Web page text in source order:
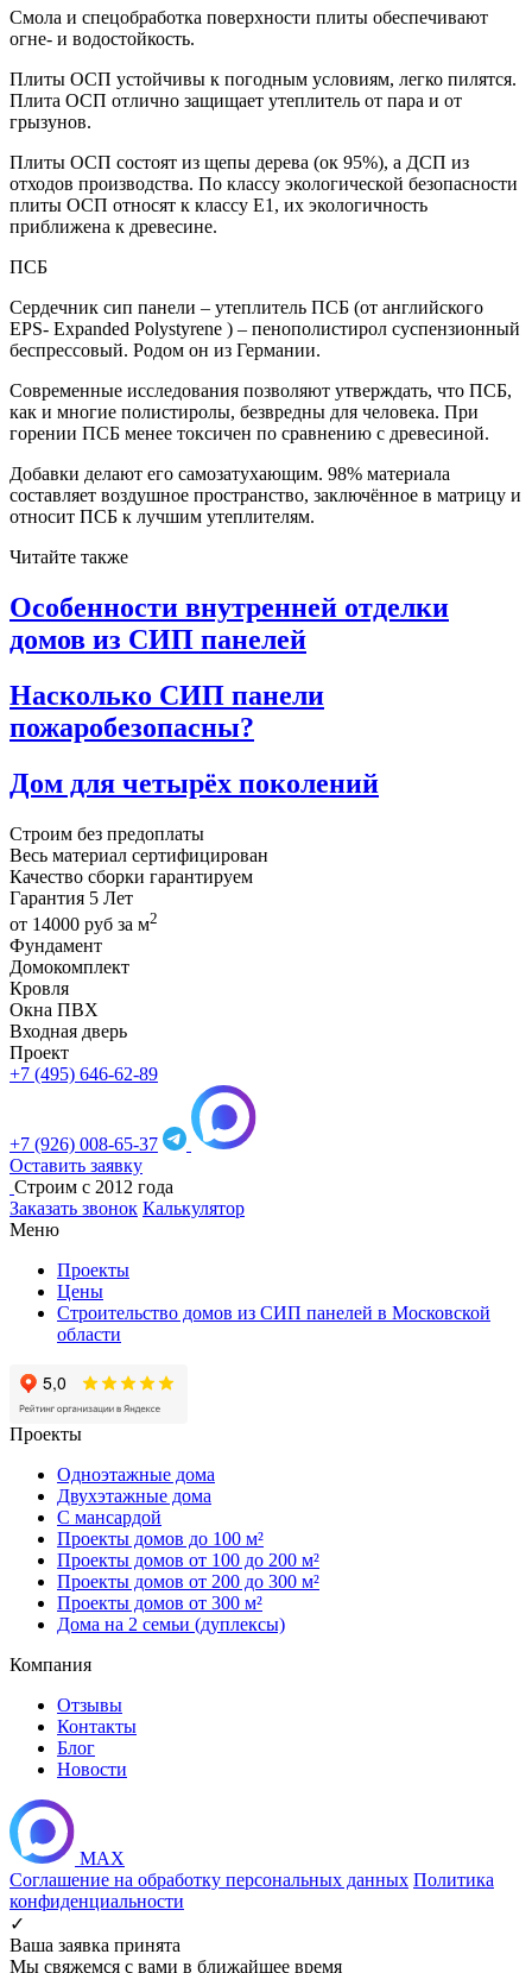
Смола и спецобработка поверхности плиты обеспечивают
огне- и водостойкость.
Плиты ОСП устойчивы к погодным условиям, легко пилятся.
Плита ОСП отлично защищает утеплитель от пара и от
грызунов.
Плиты ОСП состоят из щепы дерева (ок 95%), а ДСП из
отходов производства. По классу экологической безопасности
плиты ОСП относят к классу E1, их экологичность
приближена к древесине.
ПСБ
Сердечник сип панели – утеплитель ПСБ (от английского
EPS- Expanded Polystyrene ) – пенополистирол суспензионный
беспрессовый. Родом он из Германии.
Современные исследования позволяют утверждать, что ПСБ,
как и многие полистиролы, безвредны для человека. При
горении ПСБ менее токсичен по сравнению с древесиной.
Добавки делают его самозатухающим. 98% материала
составляет воздушное пространство, заключённое в матрицу и
относит ПСБ к лучшим утеплителям.
Читайте также
Особенности внутренней отделки
домов из СИП панелей
Насколько СИП панели
пожаробезопасны?
Дом для четырёх поколений
Строим без предоплаты
Весь материал сертифицирован
Качество сборки гарантируем
Гарантия 5 Лет
от 14000 руб за м2
Фундамент
Домокомплект
Кровля
Окна ПВХ
Входная дверь
Проект
+7 (495) 646-62-89
+7 (926) 008-65-37
Оставить заявку
Строим с 2012 года
Заказать звонок Калькулятор
Меню
Проекты
Цены
Строительство домов из СИП панелей в Московской
области
Проекты
Одноэтажные дома
Двухэтажные дома
С мансардой
Проекты домов до 100 м²
Проекты домов от 100 до 200 м²
Проекты домов от 200 до 300 м²
Проекты домов от 300 м²
Дома на 2 семьи (дуплексы)
Компания
Отзывы
Контакты
Блог
Новости
MAX
Соглашение на обработку персональных данных Политика
конфиденциальности
✓
Ваша заявка принята
Мы свяжемся с вами в ближайшее время